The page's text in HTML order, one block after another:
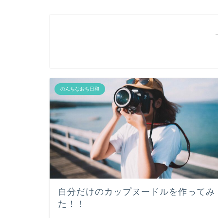
のんちなおち日和
自分だけのカップヌードルを作ってみ
た！！